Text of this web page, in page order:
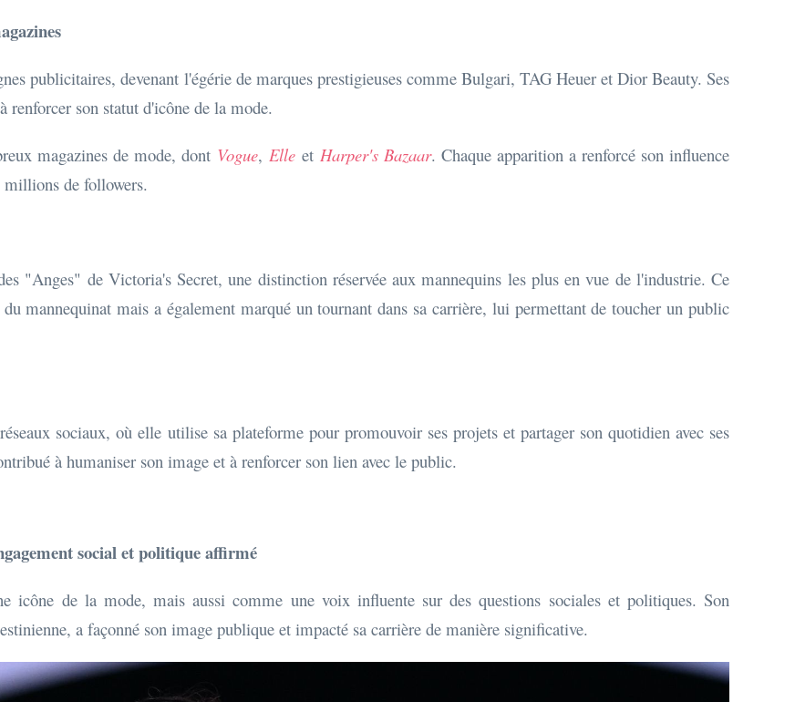
publicitaires, devenant l'égérie de marques prestigieuses comme Bulgari, TAG Heuer et Dior Beauty. Ses
renforcer son statut d'icône de la mode.
magazines de mode, dont Vogue, Elle et Harper's Bazaar. Chaque apparition a renforcé son influence
millions de followers.
"Anges" de Victoria's Secret, une distinction réservée aux mannequins les plus en vue de l'industrie. Ce
mannequinat mais a également marqué un tournant dans sa carrière, lui permettant de toucher un public
sociaux, où elle utilise sa plateforme pour promouvoir ses projets et partager son quotidien avec ses
à humaniser son image et à renforcer son lien avec le public.
social et politique affirmé
icône de la mode, mais aussi comme une voix influente sur des questions sociales et politiques. Son
a façonné son image publique et impacté sa carrière de manière significative.